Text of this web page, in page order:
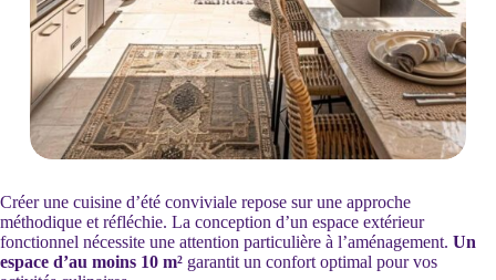
Créer une cuisine d’été conviviale repose sur une approche
méthodique et réfléchie. La conception d’un espace extérieur
fonctionnel nécessite une attention particulière à l’aménagement. Un
espace d’au moins 10 m² garantit un confort optimal pour vos